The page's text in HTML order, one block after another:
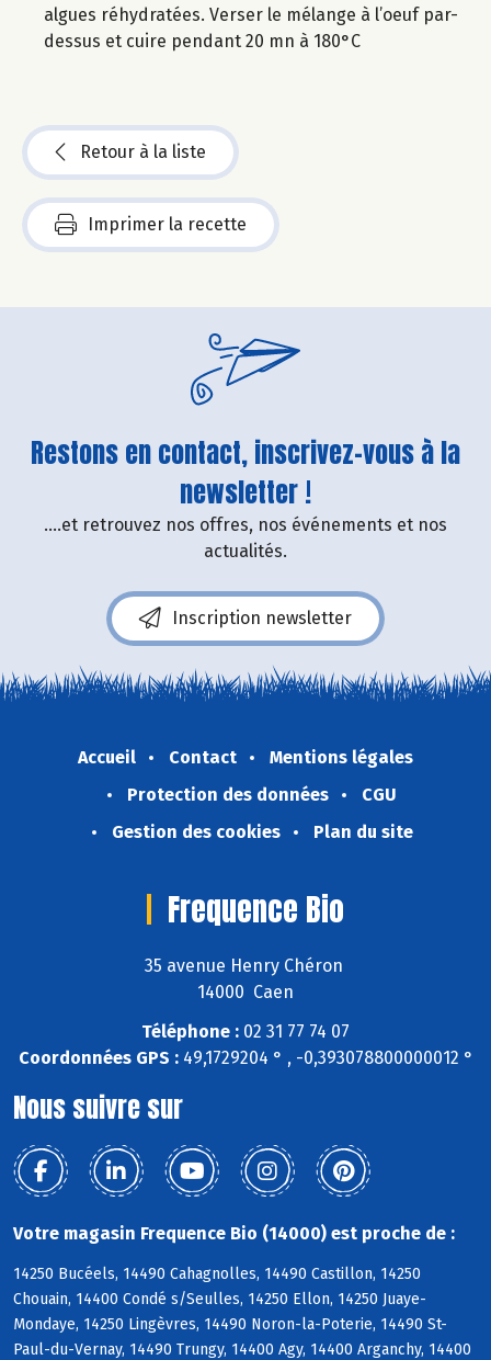
algues réhydratées. Verser le mélange à l’oeuf par-
dessus et cuire pendant 20 mn à 180°C
Retour à la liste
Imprimer la recette
Restons en contact, inscrivez-vous à la
newsletter !
....et retrouvez nos offres, nos événements et nos
actualités.
Inscription newsletter
Accueil Contact
Mentions légales
Protection des données
CGU
Gestion des cookies
Plan du site
Frequence Bio
35 avenue Henry Chéron
14000 Caen
Téléphone : 02 31 77 74 07
Coordonnées GPS :49,1729204 ° , -0,393078800000012 °
Nous suivre sur
Votre magasin Frequence Bio (14000) est proche de :
14250 Bucéels, 14490 Cahagnolles, 14490 Castillon, 14250
Chouain, 14400 Condé s/Seulles, 14250 Ellon, 14250 Juaye-
Mondaye, 14250 Lingèvres, 14490 Noron-la-Poterie, 14490 St-
Paul-du-Vernay, 14490 Trungy, 14400 Agy, 14400 Arganchy, 14400